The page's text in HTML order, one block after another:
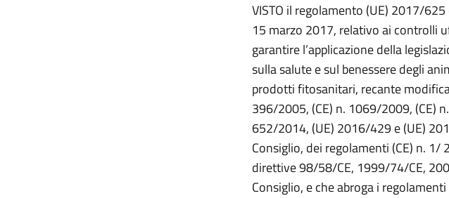
VISTO il regolamento (UE) 2017/
15 marzo 2017, relativo ai controlli
garantire l’applicazione della
sulla salute e sul benessere degli
prodotti fitosanitari, recante
396/2005, (CE) n. 1069/2009, (CE)
652/2014, (UE) 2016/429 e (UE)
Consiglio, dei regolamenti (CE) n.
direttive 98/58/CE, 1999/74/CE,
Consiglio, e che abroga i